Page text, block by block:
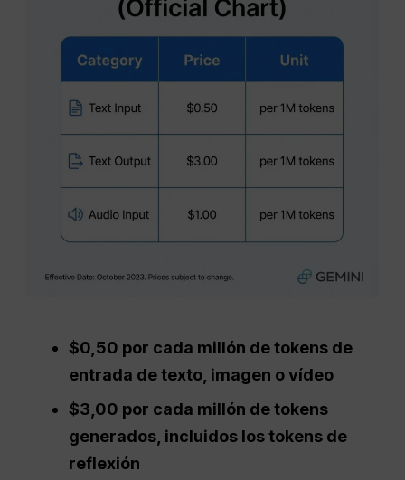
$0,50 por cada millón de tokens de
entrada de texto, imagen o vídeo
$3,00 por cada millón de tokens
generados, incluidos los tokens de
reflexión